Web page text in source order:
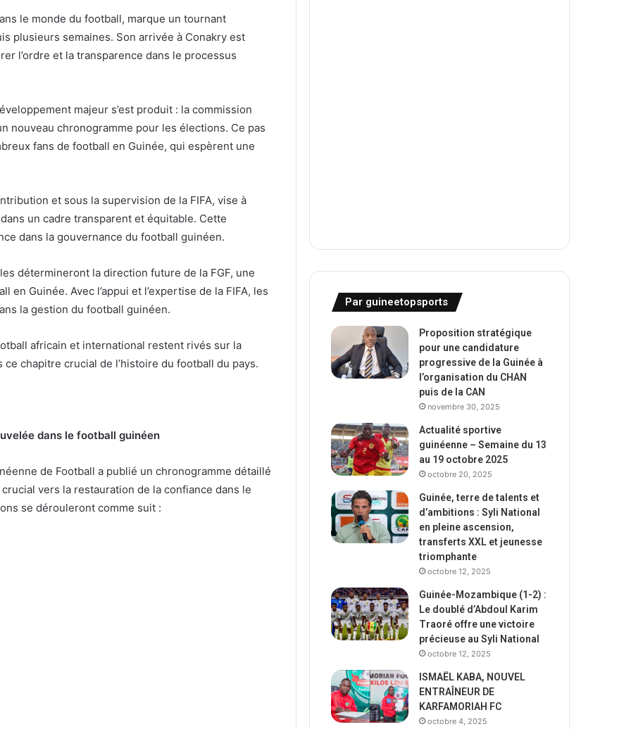
le monde du football, marque un tournant
plusieurs semaines. Son arrivée à Conakry est
l’ordre et la transparence dans le processus
majeur s’est produit : la commission
nouveau chronogramme pour les élections. Ce pas
fans de football en Guinée, qui espèrent une
et sous la supervision de la FIFA, vise à
un cadre transparent et équitable. Cette
dans la gouvernance du football guinéen.
détermineront la direction future de la FGF, une
Guinée. Avec l’appui et l’expertise de la FIFA, les
la gestion du football guinéen.
africain et international restent rivés sur la
chapitre crucial de l’histoire du football du pays.
dans le football guinéen
de Football a publié un chronogramme détaillé
vers la restauration de la confiance dans le
se dérouleront comme suit :
Par guineetopsports
Proposition stratégique
pour une candidature
progressive de la Guinée à
l’organisation du CHAN
puis de la CAN
novembre 30, 2025
Actualité sportive
guinéenne – Semaine du 13
au 19 octobre 2025
octobre 20, 2025
Guinée, terre de talents et
d’ambitions : Syli National
en pleine ascension,
transferts XXL et jeunesse
triomphante
octobre 12, 2025
Guinée-Mozambique (1-2) :
Le doublé d’Abdoul Karim
Traoré offre une victoire
précieuse au Syli National
octobre 12, 2025
ISMAËL KABA, NOUVEL
ENTRAÎNEUR DE
KARFAMORIAH FC
octobre 4, 2025